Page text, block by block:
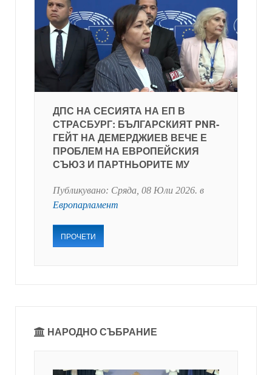
ДПС НА СЕСИЯТА НА ЕП В
СТРАСБУРГ: БЪЛГАРСКИЯТ PNR-
ГЕЙТ НА ДЕМЕРДЖИЕВ ВЕЧЕ Е
ПРОБЛЕМ НА ЕВРОПЕЙСКИЯ
СЪЮЗ И ПАРТНЬОРИТЕ МУ
Публикувано: Сряда, 08 Юли 2026. в
Европарламент
ПРОЧЕТИ
НАРОДНО СЪБРАНИЕ